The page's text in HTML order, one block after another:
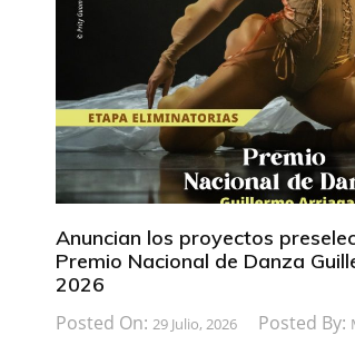
Anuncian los proyectos
Premio Nacional de Danza
2026
Posted On: 29 Julio, 2026 Posted By: